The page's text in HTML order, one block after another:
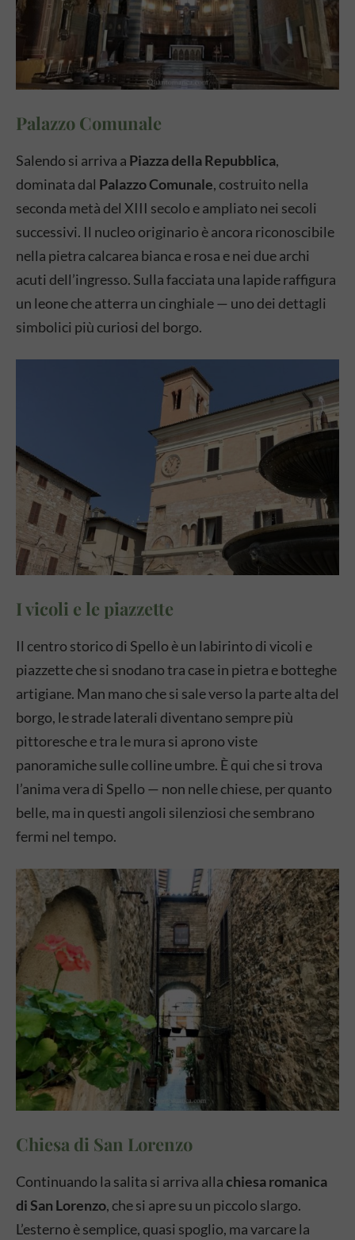
Palazzo Comunale
Salendo si arriva a Piazza della Repubblica,
dominata dal Palazzo Comunale, costruito nella
seconda metà del XIII secolo e ampliato nei secoli
successivi. Il nucleo originario è ancora riconoscibile
nella pietra calcarea bianca e rosa e nei due archi
acuti dell’ingresso. Sulla facciata una lapide raffigura
un leone che atterra un cinghiale — uno dei dettagli
simbolici più curiosi del borgo.
I vicoli e le piazzette
Il centro storico di Spello è un labirinto di vicoli e
piazzette che si snodano tra case in pietra e botteghe
artigiane. Man mano che si sale verso la parte alta del
borgo, le strade laterali diventano sempre più
pittoresche e tra le mura si aprono viste
panoramiche sulle colline umbre. È qui che si trova
l’anima vera di Spello — non nelle chiese, per quanto
belle, ma in questi angoli silenziosi che sembrano
fermi nel tempo.
Chiesa di San Lorenzo
Continuando la salita si arriva allachiesa romanica
di San Lorenzo, che si apre su un piccolo slargo.
L’esterno è semplice, quasi spoglio, ma varcare la